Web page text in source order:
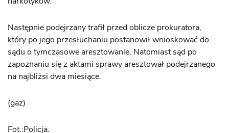
Następnie podejrzany trafił przed oblicze prokuratora,
który po jego przesłuchaniu postanowił wnioskować do
sądu o tymczasowe aresztowanie. Natomiast sąd po
zapoznaniu się z aktami sprawy aresztował podejrzanego
na najbliżsi dwa miesiące.
(gaz)
Fot.:Policja.